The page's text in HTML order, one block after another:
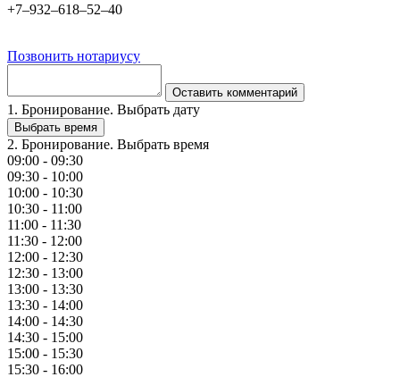
+7‒932‒618‒52‒40
Позвонить нотариусу
Оставить комментарий
1. Бронирование. Выбрать дату
Выбрать время
2. Бронирование. Выбрать время
09:00 - 09:30
09:30 - 10:00
10:00 - 10:30
10:30 - 11:00
11:00 - 11:30
11:30 - 12:00
12:00 - 12:30
12:30 - 13:00
13:00 - 13:30
13:30 - 14:00
14:00 - 14:30
14:30 - 15:00
15:00 - 15:30
15:30 - 16:00